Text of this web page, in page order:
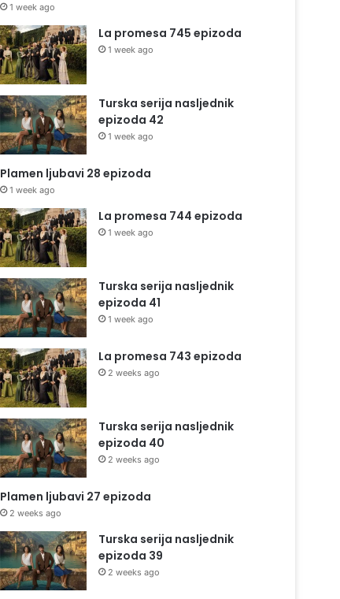
1 week ago
La promesa 745 epizoda
1 week ago
Turska serija nasljednik
epizoda 42
1 week ago
Plamen ljubavi 28 epizoda
1 week ago
La promesa 744 epizoda
1 week ago
Turska serija nasljednik
epizoda 41
1 week ago
La promesa 743 epizoda
2 weeks ago
Turska serija nasljednik
epizoda 40
2 weeks ago
Plamen ljubavi 27 epizoda
2 weeks ago
Turska serija nasljednik
epizoda 39
2 weeks ago